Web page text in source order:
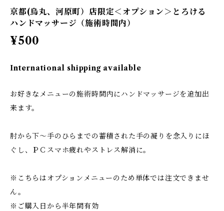
京都(烏丸、河原町）店限定＜オプション＞とろける
ハンドマッサージ（施術時間内）
¥500
International shipping available
お好きなメニューの施術時間内にハンドマッサージを追加出
来ます。
肘から下～手のひらまでの蓄積された手の凝りを念入りにほ
ぐし、ＰＣスマホ疲れやストレス解消に。
※こちらはオプションメニューのため単体では注文できませ
ん。
※ご購入日から半年間有効